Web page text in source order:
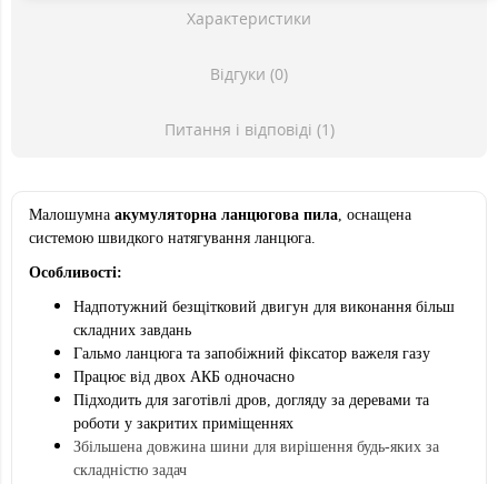
Характеристики
Відгуки (0)
Питання і відповіді (1)
Малошумна акумуляторна ланцюгова пила, оснащена
системою швидкого натягування ланцюга.
Особливості:
Надпотужний безщітковий двигун для виконання більш
складних завдань
Гальмо ланцюга та запобіжний фіксатор важеля газу
Працює від двох АКБ одночасно
Підходить для заготівлі дров, догляду за деревами та
роботи у закритих приміщеннях
Збільшена довжина шини для вирішення будь-яких за
складністю задач